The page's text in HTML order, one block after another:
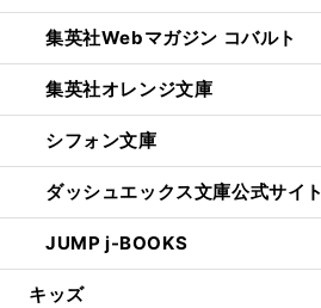
集英社Webマガジン コバルト
集英社オレンジ文庫
シフォン文庫
ダッシュエックス文庫公式サイト
JUMP j-BOOKS
キッズ